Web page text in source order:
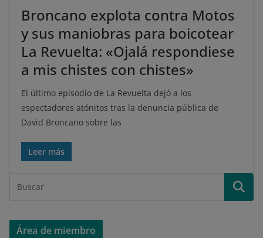
Broncano explota contra Motos
y sus maniobras para boicotear
La Revuelta: «Ojalá respondiese
a mis chistes con chistes»
El último episodio de La Revuelta dejó a los
espectadores atónitos tras la denuncia pública de
David Broncano sobre las
Leer más
Área de miembro